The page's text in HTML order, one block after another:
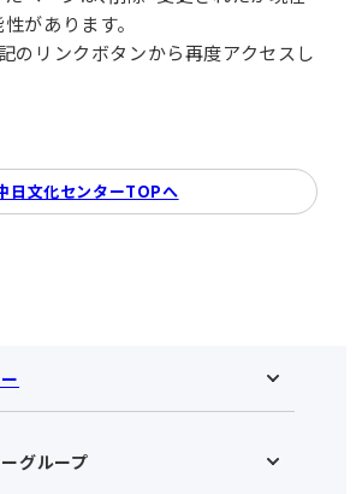
があります。
のリンクボタンから再度アクセスし
日文化センターTOPへ
センターHOME
グループ